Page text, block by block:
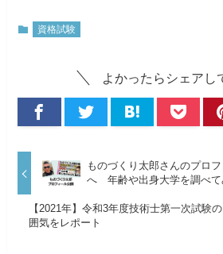
資格試験
よかったらシェアし
ものづくり太郎さんのプロ
へ 年齢や出身大学を調べて
【2021年】令和3年度技術士第一次試験
囲気をレポート